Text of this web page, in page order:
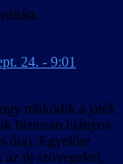
24. - 9:01
működik a játék
biztosan hiányos
óta). Egyelőre
új szövegeket,